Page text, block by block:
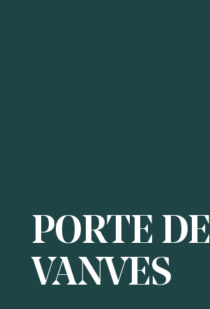
PORTE DE
VANVES